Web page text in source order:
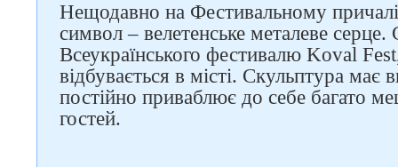
Нещодавно на Фестивальному
символ – велетенське металеве
Всеукраїнського фестивалю Koval
відбувається в місті. Скульптура
постійно приваблює до себе багато
гостей.